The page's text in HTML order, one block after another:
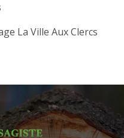
La Ville Aux Clercs